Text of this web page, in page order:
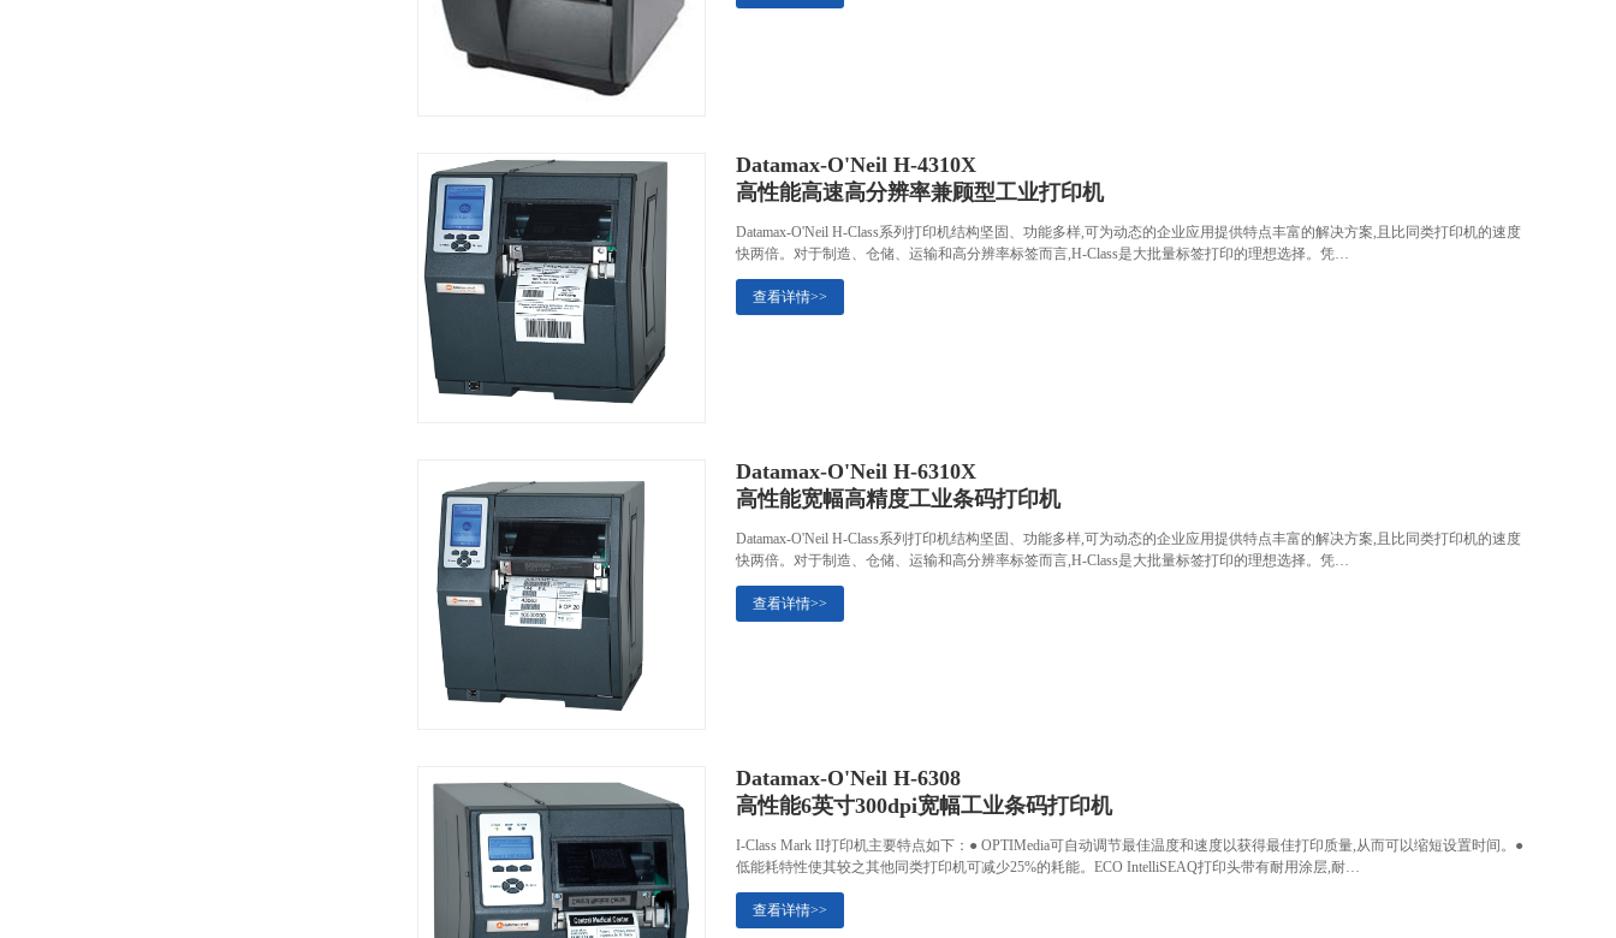
Datamax-O'Neil H-4310X
高性能高速高分辨率兼顾型工业打印机
Datamax-O'Neil H-Class系列打印机结构坚固、功能多样,可为动态的企业应用提供特点丰富的解决方案,且比同类打印机的速度
快两倍。对于制造、仓储、运输和高分辨率标签而言,H-Class是大批量标签打印的理想选择。凭…
查看详情>>
Datamax-O'Neil H-6310X
高性能宽幅高精度工业条码打印机
Datamax-O'Neil H-Class系列打印机结构坚固、功能多样,可为动态的企业应用提供特点丰富的解决方案,且比同类打印机的速度
快两倍。对于制造、仓储、运输和高分辨率标签而言,H-Class是大批量标签打印的理想选择。凭…
查看详情>>
Datamax-O'Neil H-6308
高性能6英寸300dpi宽幅工业条码打印机
I-Class Mark II打印机主要特点如下：● OPTIMedia可自动调节最佳温度和速度以获得最佳打印质量,从而可以缩短设置时间。●
低能耗特性使其较之其他同类打印机可减少25%的耗能。ECO IntelliSEAQ打印头带有耐用涂层,耐…
查看详情>>